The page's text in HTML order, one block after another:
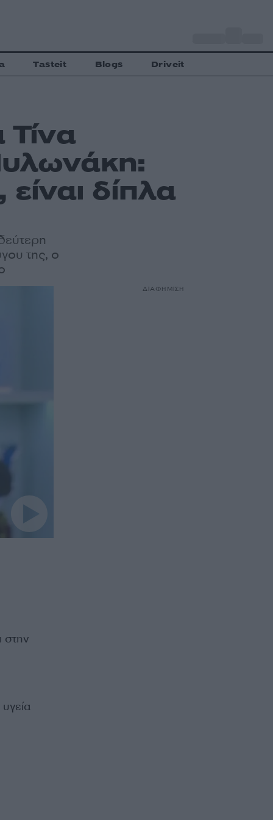
Tasteit Blogs Driveit
Τίνα
δίπλα
της, ο
στην
ΔΙΑΦΗΜΙΣΗ